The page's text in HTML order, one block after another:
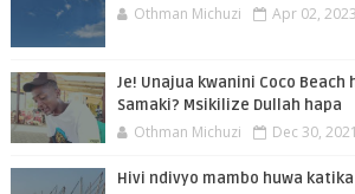
Othman Michuzi Apr 02, 2023
Je! Unajua kwanini Coco
Samaki? Msikilize Dullah hapa
Othman Michuzi Dec 30, 2021
Hivi ndivyo mambo huwa